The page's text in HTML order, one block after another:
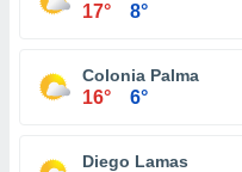
17° 8°
Colonia Palma
16° 6°
Diego Lamas